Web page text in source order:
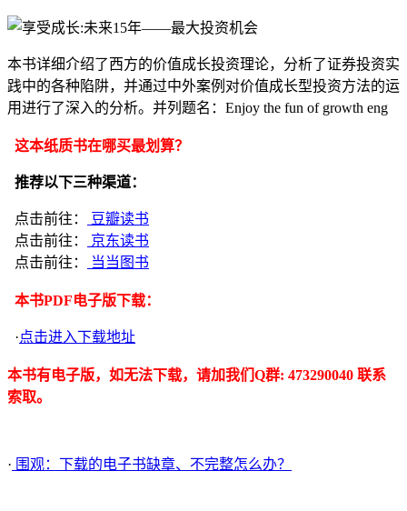
本书详细介绍了西方的价值成长投资理论，分析了证券投资实
践中的各种陷阱，并通过中外案例对价值成长型投资方法的运
用进行了深入的分析。并列题名：Enjoy the fun of growth eng
这本纸质书在哪买最划算？
推荐以下三种渠道：
点击前往：
豆瓣读书
点击前往：
京东读书
点击前往：
当当图书
本书PDF电子版下载：
·点击进入下载地址
本书有电子版，如无法下载，请加我们Q群: 473290040 联系
索取。
· 围观：下载的电子书缺章、不完整怎么办？